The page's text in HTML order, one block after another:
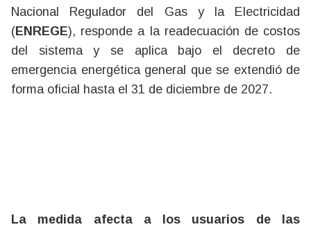
Nacional Regulador del Gas y la Electricidad
(ENREGE), responde a la readecuación de costos
del sistema y se aplica bajo el decreto de
emergencia energética general que se extendió de
forma oficial hasta el 31 de diciembre de 2027.
La medida afecta a los usuarios de las